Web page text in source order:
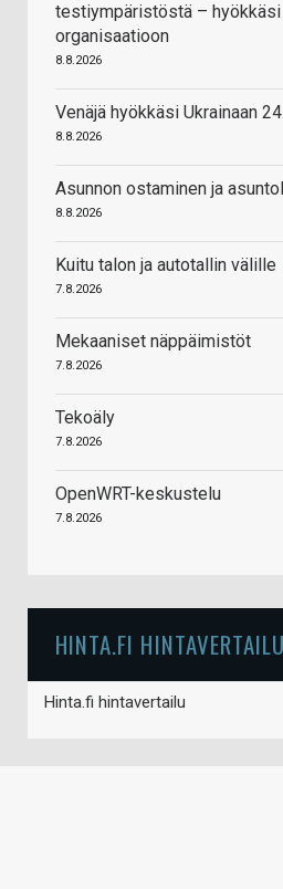
testiympäristöstä –
organisaatioon
8.8.2026
Venäjä hyökkäsi Ukrainaan
8.8.2026
Asunnon ostaminen ja
8.8.2026
Kuitu talon ja autotallin välille
7.8.2026
Mekaaniset näppäimistöt
7.8.2026
Tekoäly
7.8.2026
OpenWRT-keskustelu
7.8.2026
HINTA.FI HINTAVERTAILU
Hinta.fi hintavertailu